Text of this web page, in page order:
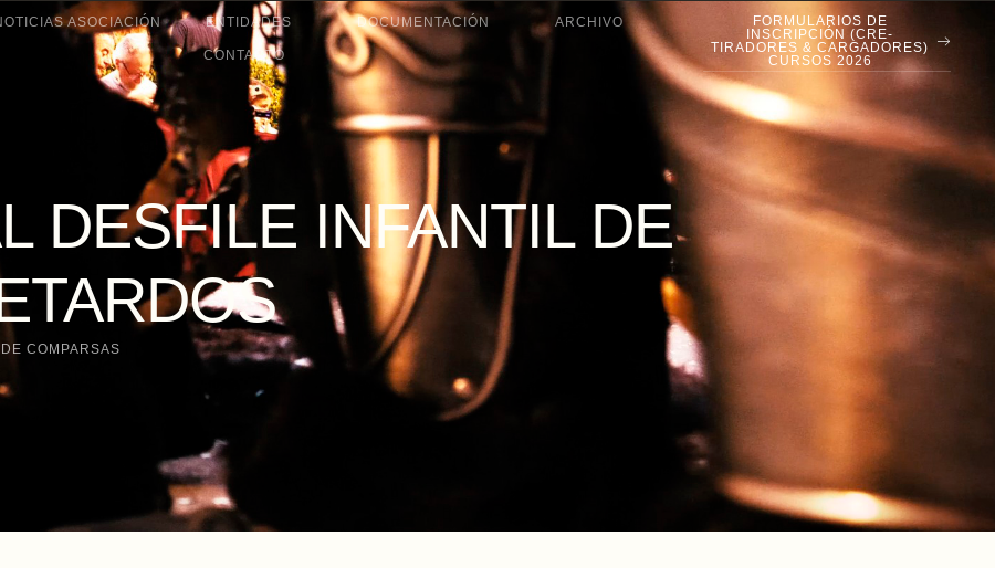
ASOCIACIÓN ENTIDADES DOCUMENTACIÓN ARCHIVO
CONTACTO
FORMULARIOS DE
INSCRIPCIÓN (CRE-
TIRADORES & CARGADORES)
CURSOS 2026
DESFILE INFANTIL DE
COMPARSAS